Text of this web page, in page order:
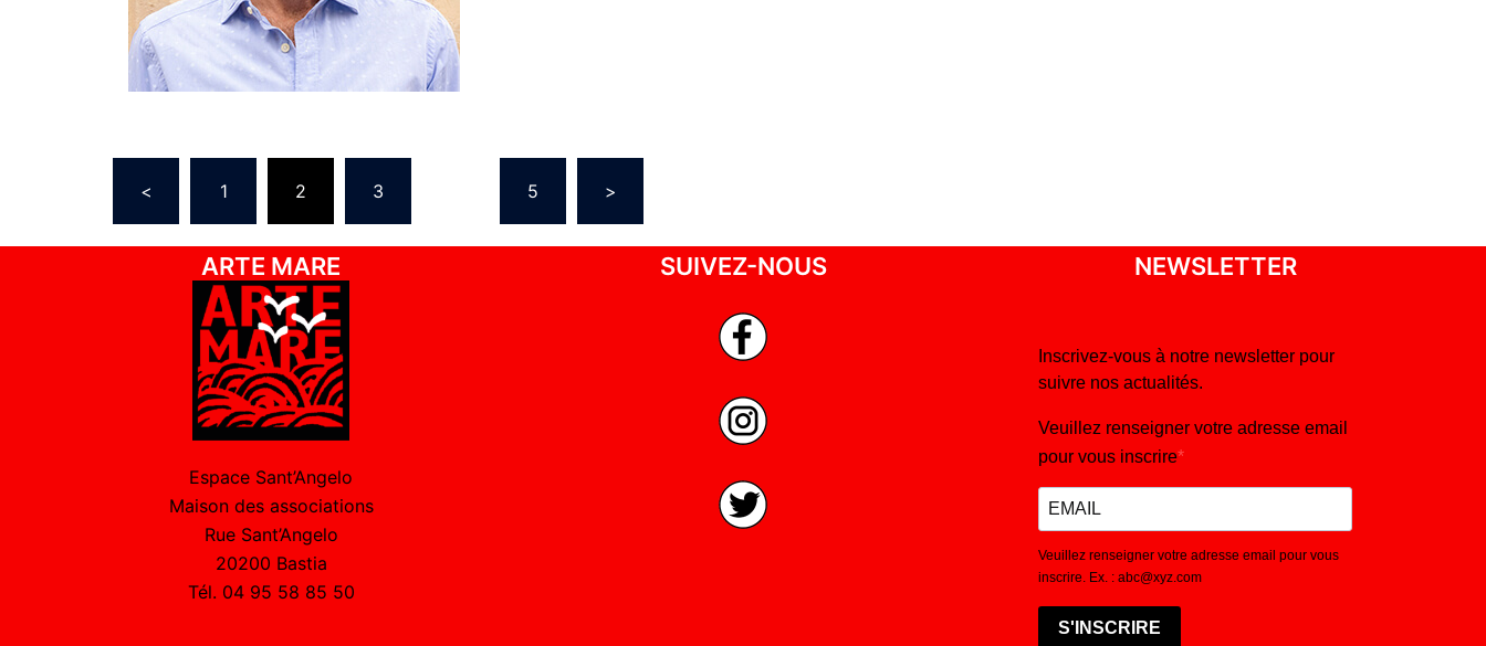
< 1 2 3 5 >
ARTE MARE
Espace Sant’Angelo
Maison des associations
Rue Sant’Angelo
20200 Bastia
Tél. 04 95 58 85 50
SUIVEZ-NOUS NEWSLETTER
Inscrivez-vous à notre newsletter pour
suivre nos actualités.
Veuillez renseigner votre adresse email
pour vous inscrire
Veuillez renseigner votre adresse email pour vous
inscrire. Ex. : abc@xyz.com
S'INSCRIRE